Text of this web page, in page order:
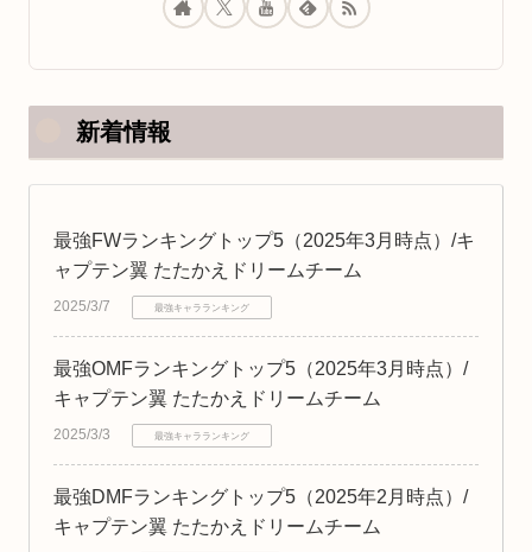
新着情報
最強FWランキングトップ5（2025年3月時点）/キ
ャプテン翼 たたかえドリームチーム
2025/3/7 最強キャラランキング
最強OMFランキングトップ5（2025年3月時点）/
キャプテン翼 たたかえドリームチーム
2025/3/3 最強キャラランキング
最強DMFランキングトップ5（2025年2月時点）/
キャプテン翼 たたかえドリームチーム